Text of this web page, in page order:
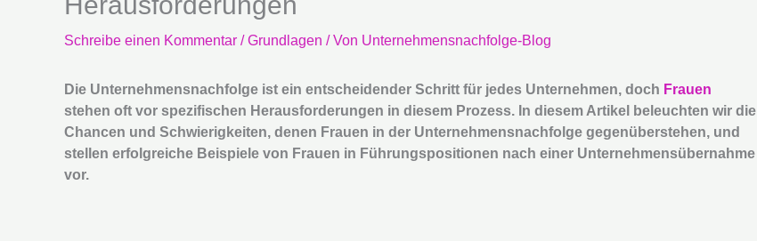
Schreibe einen Kommentar /Grundlagen / Von Unternehmensnachfolge-Blog
Die Unternehmensnachfolge ist ein entscheidender Schritt für jedes Unternehmen, doch Frauen
stehen oft vor spezifischen Herausforderungen in diesem Prozess. In diesem Artikel beleuchten wir die
Chancen und Schwierigkeiten, denen Frauen in der Unternehmensnachfolge gegenüberstehen, und
stellen erfolgreiche Beispiele von Frauen in Führungspositionen nach einer Unternehmensübernahme
vor.